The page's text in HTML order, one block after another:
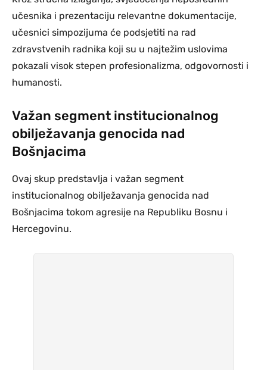
učesnika i prezentaciju relevantne dokumentacije,
učesnici simpozijuma će podsjetiti na rad
zdravstvenih radnika koji su u najtežim uslovima
pokazali visok stepen profesionalizma, odgovornosti i
humanosti.
Važan segment institucionalnog
obilježavanja genocida nad
Bošnjacima
Ovaj skup predstavlja i važan segment
institucionalnog obilježavanja genocida nad
Bošnjacima tokom agresije na Republiku Bosnu i
Hercegovinu.